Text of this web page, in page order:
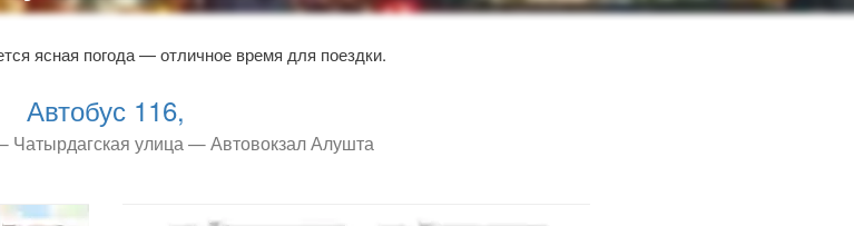
ясная погода — отличное время для поездки.
Автобус 116,
Чатырдагская улица — Автовокзал Алушта